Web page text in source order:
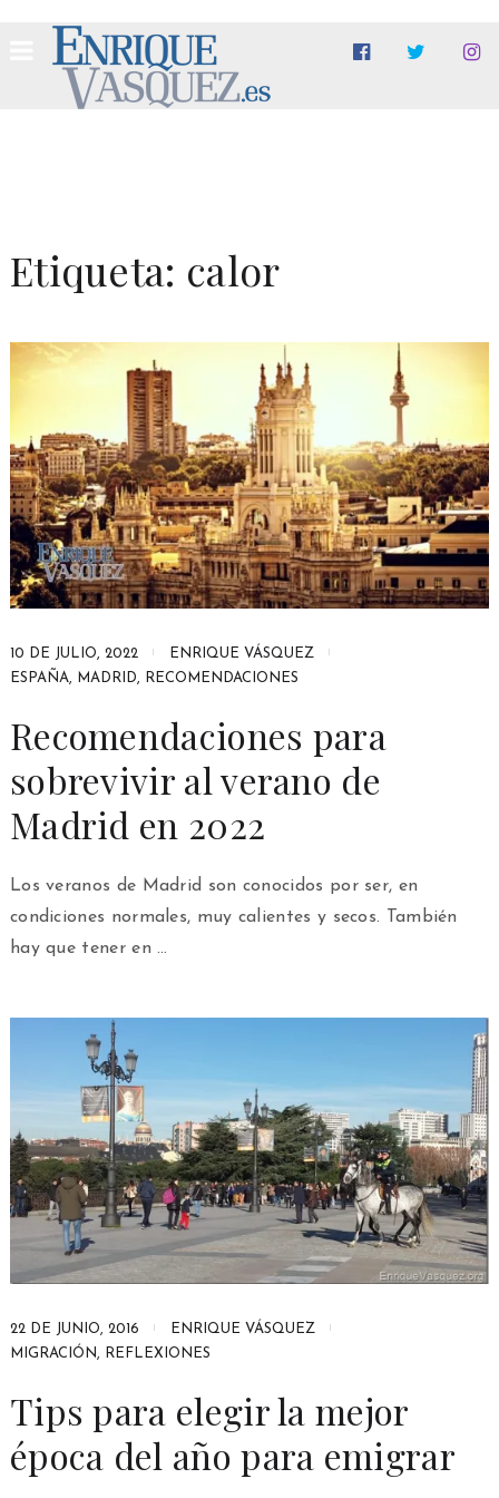
Etiqueta: calor
10 DE JULIO, 2022
ENRIQUE VÁSQUEZ
ESPAÑA, MADRID, RECOMENDACIONES
Recomendaciones para
sobrevivir al verano de
Madrid en 2022
Los veranos de Madrid son conocidos por ser, en
condiciones normales, muy calientes y secos. También
hay que tener en …
22 DE JUNIO, 2016
ENRIQUE VÁSQUEZ
MIGRACIÓN, REFLEXIONES
Tips para elegir la mejor
época del año para emigrar